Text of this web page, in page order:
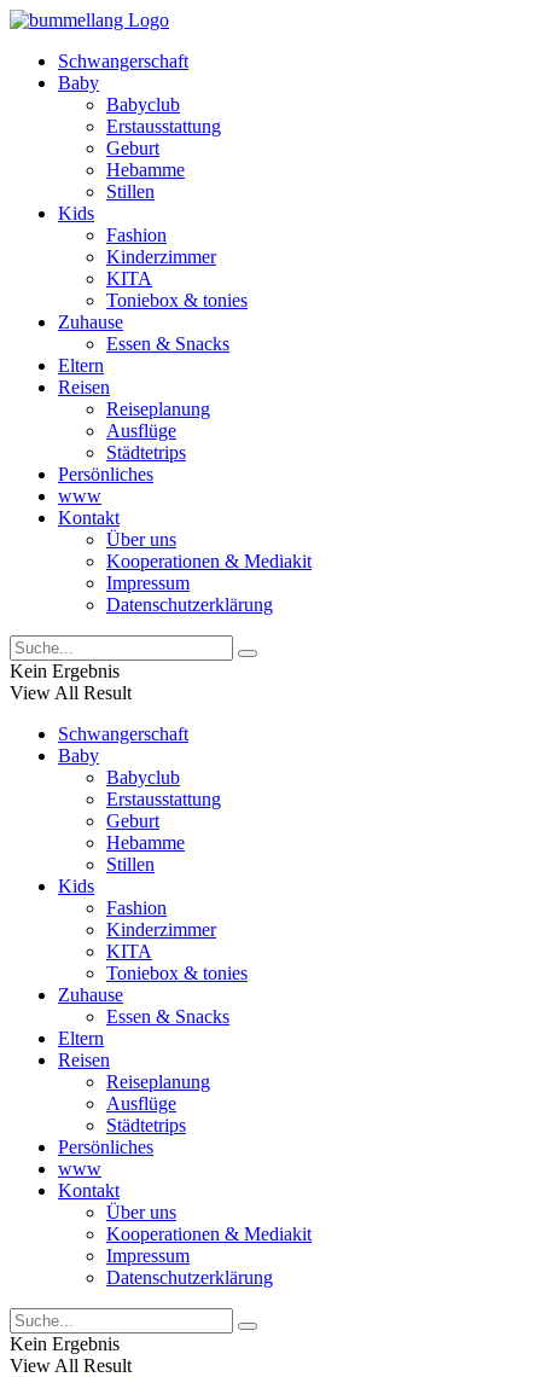
Schwangerschaft
Baby
Babyclub
Erstausstattung
Geburt
Hebamme
Stillen
Kids
Fashion
Kinderzimmer
KITA
Toniebox & tonies
Zuhause
Essen & Snacks
Eltern
Reisen
Reiseplanung
Ausflüge
Städtetrips
Persönliches
www
Kontakt
Über uns
Kooperationen & Mediakit
Impressum
Datenschutzerklärung
Kein Ergebnis
View All Result
Schwangerschaft
Baby
Babyclub
Erstausstattung
Geburt
Hebamme
Stillen
Kids
Fashion
Kinderzimmer
KITA
Toniebox & tonies
Zuhause
Essen & Snacks
Eltern
Reisen
Reiseplanung
Ausflüge
Städtetrips
Persönliches
www
Kontakt
Über uns
Kooperationen & Mediakit
Impressum
Datenschutzerklärung
Kein Ergebnis
View All Result